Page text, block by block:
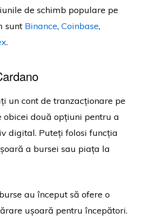
de schimb populare pe
sunt Binance,Coinbase,
.
un cont de tranzacționare pe
obicei două opțiuni pentru a
digital. Puteți folosi funcția
a bursei sau piața la
au început să ofere o
ușoară pentru începători.